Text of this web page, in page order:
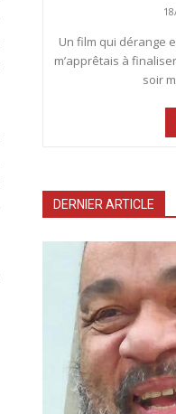
Un film qui dérange
m’apprêtais à
soir
DERNIER ARTICLE